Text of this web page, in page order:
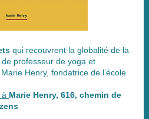
qui recouvrent la globalité de la
professeur de yoga et
Henry, fondatrice de l’école
Marie Henry, 616, chemin de